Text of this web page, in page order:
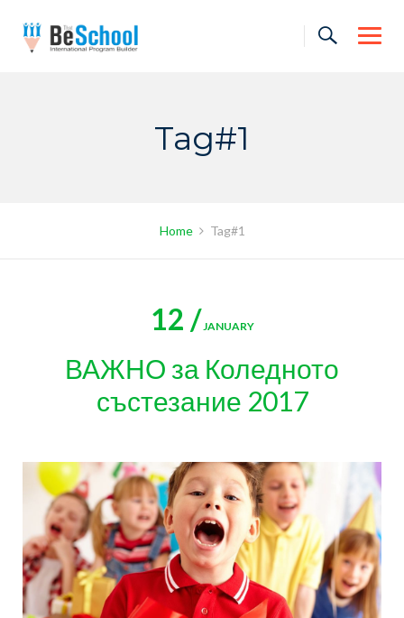
content
Tag#1
Home Tag#1
12 /JANUARY
ВАЖНО за Коледното
състезание 2017